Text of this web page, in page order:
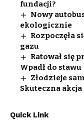
fundacji?
Nowy
ekologicznie
Rozpoczęła
gazu
Ratował się
Wpadł do stawu
Złodzieje
Skuteczna
Quick Link